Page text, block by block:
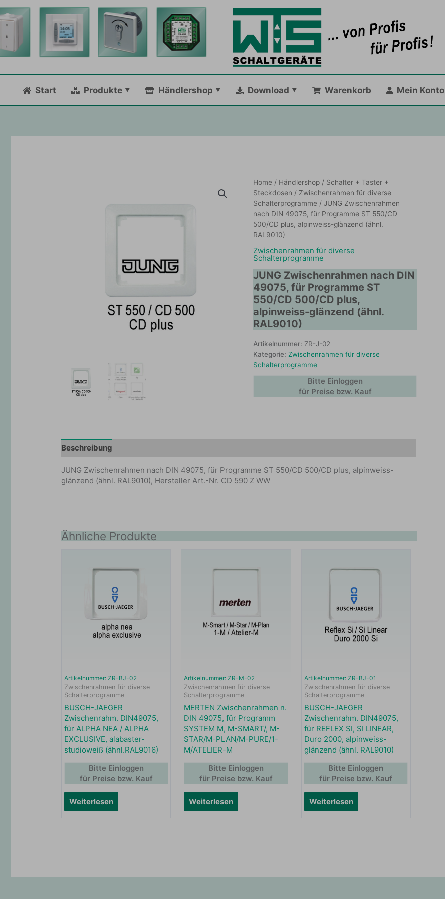
Zum
Inhalt
springen
Start Produkte Händlershop Download Warenkorb Mein Konto
Home / Händlershop / Schalter + Taster +
Steckdosen / Zwischenrahmen für diverse
Schalterprogramme / JUNG Zwischenrahmen
nach DIN 49075, für Programme ST 550/CD
500/CD plus, alpinweiss-glänzend (ähnl.
RAL9010)
Zwischenrahmen für diverse
Schalterprogramme
JUNG Zwischenrahmen nach DIN
49075, für Programme ST
550/CD 500/CD plus,
alpinweiss-glänzend (ähnl.
RAL9010)
Artikelnummer: ZR-J-02
Kategorie:Zwischenrahmen für diverse
Schalterprogramme
Bitte Einloggen
für Preise bzw. Kauf
Beschreibung
JUNG Zwischenrahmen nach DIN 49075, für Programme ST 550/CD 500/CD plus, alpinweiss-
glänzend (ähnl. RAL9010), Hersteller Art.-Nr. CD 590 Z WW
Ähnliche Produkte
Artikelnummer: ZR-BJ-02
Zwischenrahmen für diverse
Schalterprogramme
BUSCH-JAEGER
Zwischenrahm. DIN49075,
für ALPHA NEA / ALPHA
EXCLUSIVE, alabaster-
studioweiß (ähnl.RAL9016)
Weiterlesen
Bitte Einloggen
für Preise bzw. Kauf
Artikelnummer: ZR-M-02
Zwischenrahmen für diverse
Schalterprogramme
MERTEN Zwischenrahmen n.
DIN 49075, für Programm
SYSTEM M, M-SMART/, M-
STAR/M-PLAN/M-PURE/1-
M/ATELIER-M
Weiterlesen
Bitte Einloggen
für Preise bzw. Kauf
Artikelnummer: ZR-BJ-01
Zwischenrahmen für diverse
Schalterprogramme
BUSCH-JAEGER
Zwischenrahm. DIN49075,
für REFLEX SI, SI LINEAR,
Duro 2000, alpinweiss-
glänzend (ähnl. RAL9010)
Weiterlesen
Bitte Einloggen
für Preise bzw. Kauf